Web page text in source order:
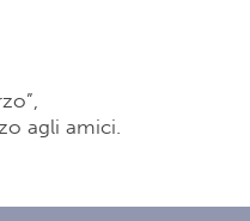
agli amici.